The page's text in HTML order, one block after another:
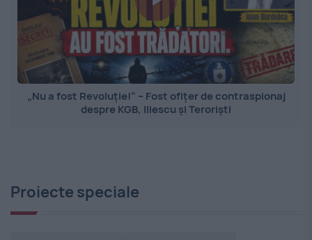
„Nu a fost Revoluție!” – Fost ofițer de contraspionaj
despre KGB, Iliescu și Teroriști
Proiecte speciale